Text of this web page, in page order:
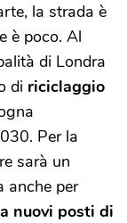
la strada è
è poco. Al
di Londra
di riciclaggio
Per la
sarà un
anche per
nuovi posti di